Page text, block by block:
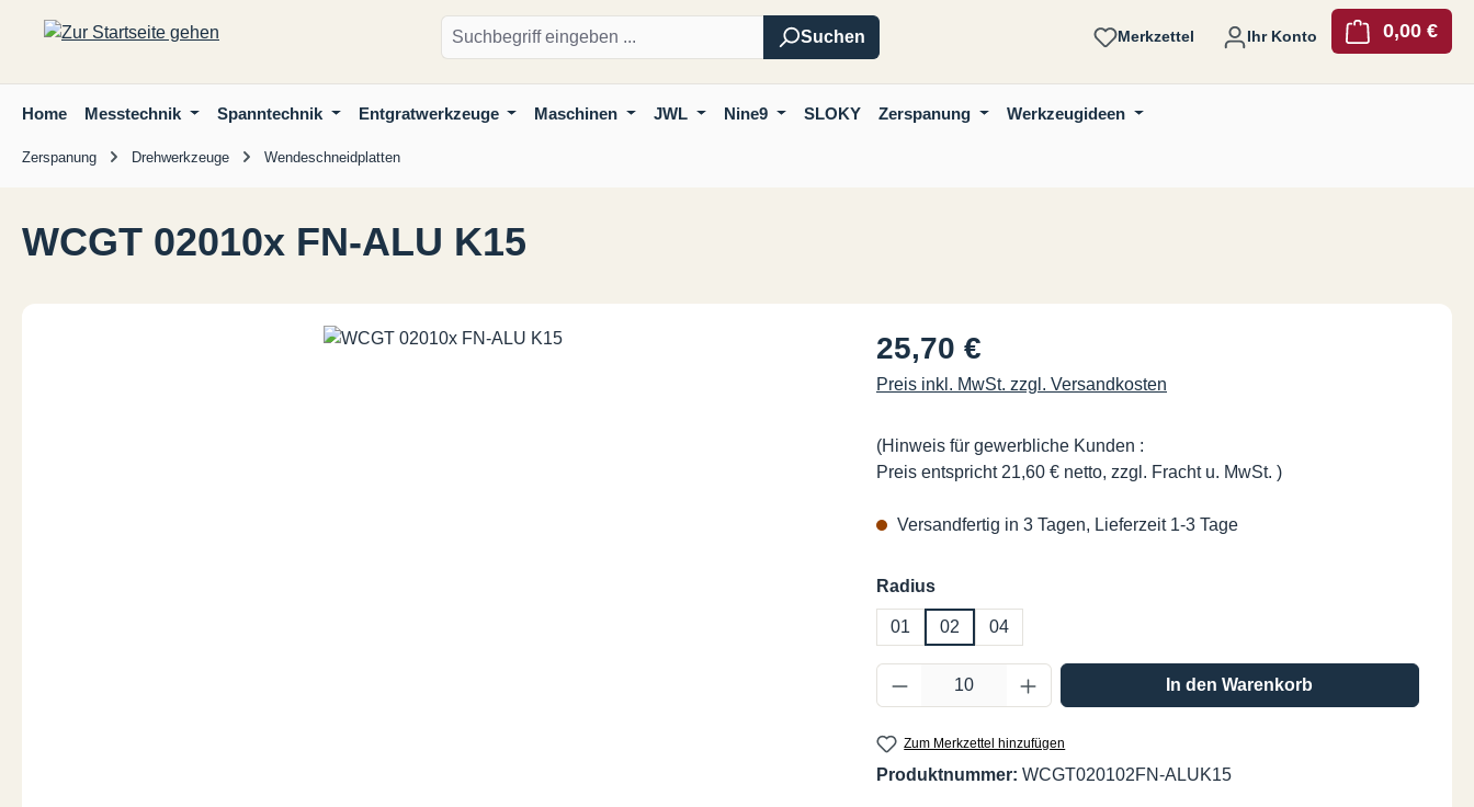
Hauptinhalt springen
Zur Suche springen
Zur Hauptnavigation springen
Suchen Merkzettel Ihr Konto 0,00 €
Home Messtechnik Spanntechnik Entgratwerkzeuge Maschinen JWL Nine9 SLOKY Zerspanung Werkzeugideen
Zerspanung Drehwerkzeuge Wendeschneidplatten
WCGT 02010x FN-ALU K15
Regulärer Preis:
25,70 €
Preis inkl. MwSt. zzgl. Versandkosten
(Hinweis für gewerbliche Kunden :
Preis entspricht 21,60 € netto, zzgl. Fracht u. MwSt. )
Versandfertig in 3 Tagen, Lieferzeit 1-3 Tage
Radiusauswählen
01 02 04
Produkt Anzahl: Gib den gewünschten Wert ein
In den Warenkorb
Zum Merkzettel hinzufügen
Produktnummer: WCGT020102FN-ALUK15